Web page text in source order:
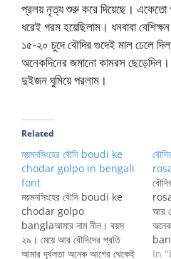
প্রলয় নৃত্য শুরু করে দিয়েছে। একেতো
ধরেই গরম হয়েছিলাম। ধনবাবা
১৫-২০ চুদে বৌদির গুদেই মাল ঢেলে
অনেকদিনের জমানো কামরস
দুইজন ঘুমিয়ে পরলাম।
Related
ময়মনসিংহের বৌদি boudi ke
chodar golpo in bengali
font
ময়মনসিংহের বৌদি boudi ke
chodar golpo
banglaআমার নাম নীল। বয়স
২৯। মেয়ে আর বৌদিদের প্রতি
আমার দূর্বলতা অনেক আগের থেকেই
আর
In